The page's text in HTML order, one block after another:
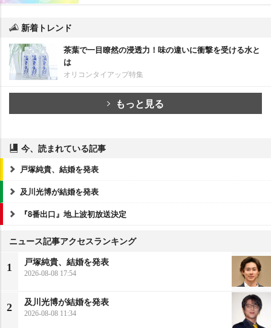
新着トレンド
茶葉で一目瞭然の浸透力！味の違いに衝撃を受ける水と
は
オリコンタイアップ特集
もっと見る
今、読まれている記事
戸塚純貴、結婚を発表
及川光博が結婚を発表
『8番出口』地上波初放送決定
ニュース記事アクセスランキング
1
戸塚純貴、結婚を発表
2026-08-08 17:54
2
及川光博が結婚を発表
2026-08-08 11:34